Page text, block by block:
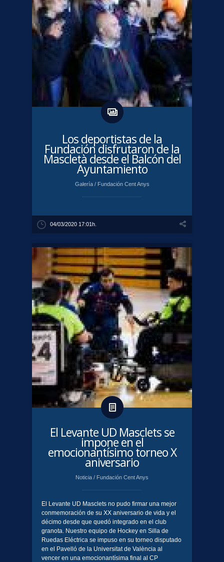
Los deportistas de la
Fundación disfrutaron de la
Mascletà desde el Balcón del
Ayuntamiento
Galería / Fundación Cent Anys
04/03/2020 17:01h.
El Levante UD Masclets se
impone en el
emocionantísimo torneo X
aniversario
Noticia / Fundación Cent Anys
El Levante UD Masclets no pudo firmar una mejor
conmemoración de su XX aniversario de vida y el
décimo desde que quedó integrado en el club
granota. Nuestro equipo de Hockey en Silla de
Ruedas Eléctrica se impuso en su torneo disputado
en el Pavelló de la Universitat de València al
vencer en una emocionantísima final al CP